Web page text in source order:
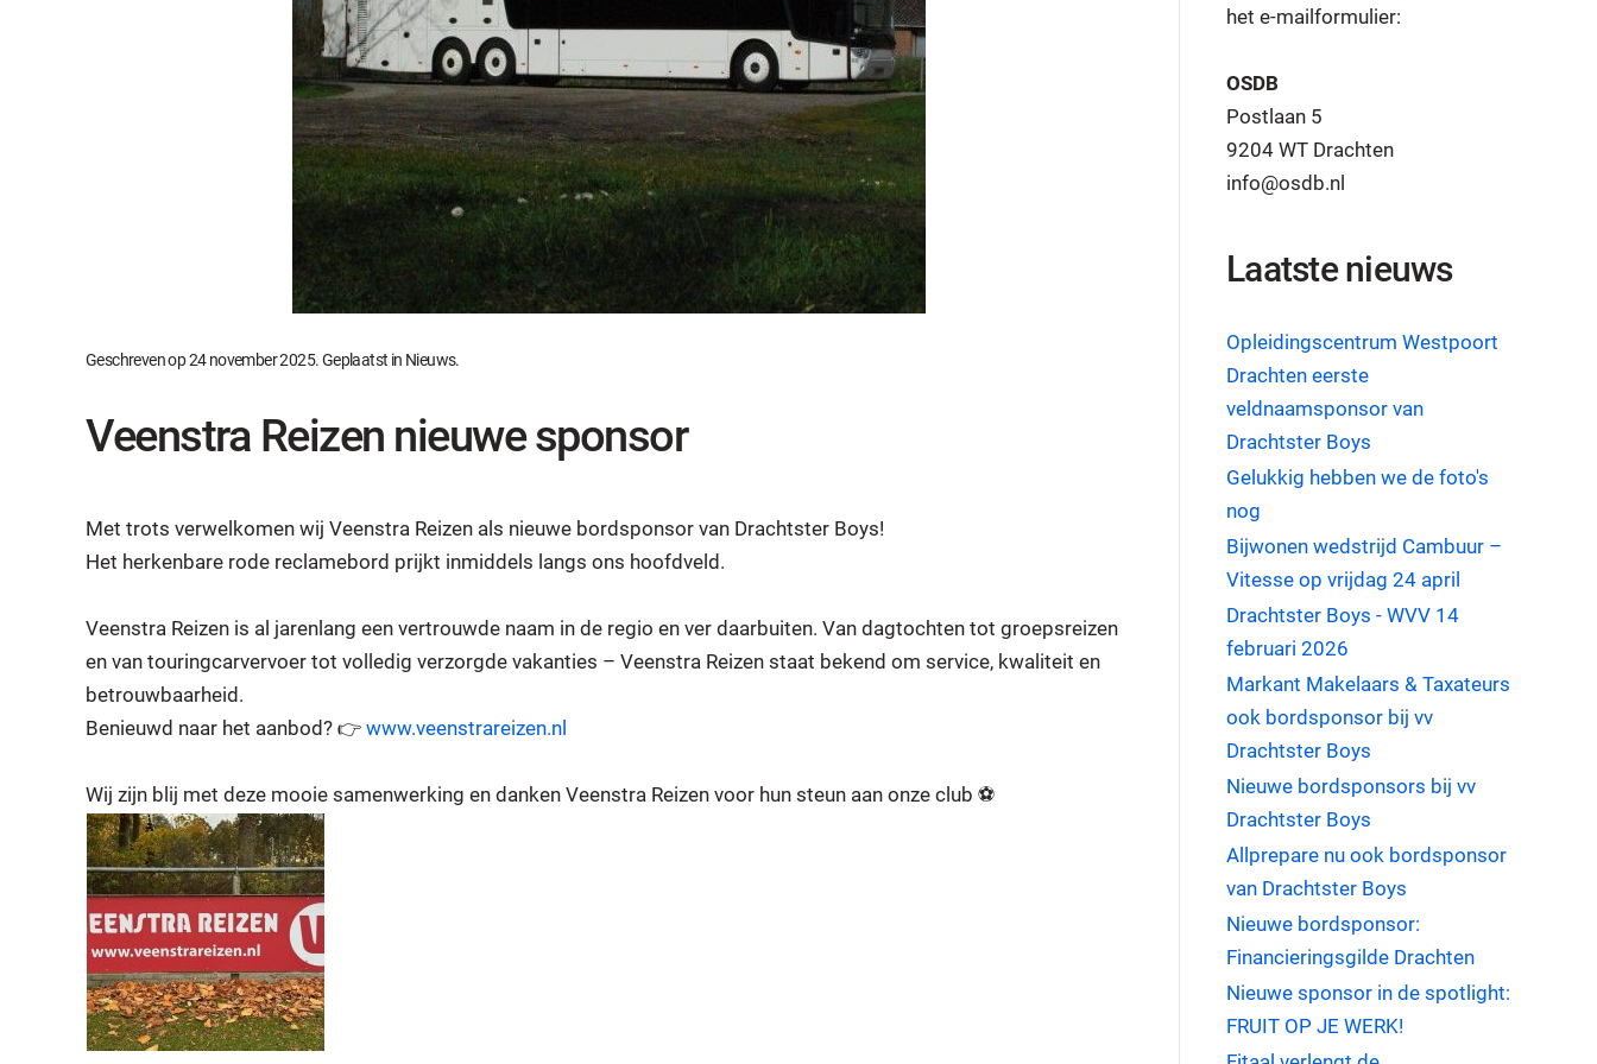
Geschreven op24 november 2025. Geplaatst in Nieuws.
Veenstra Reizen nieuwe sponsor
Met trots verwelkomen wij Veenstra Reizen als nieuwe bordsponsor van Drachtster Boys!
Het herkenbare rode reclamebord prijkt inmiddels langs ons hoofdveld.
Veenstra Reizen is al jarenlang een vertrouwde naam in de regio en ver daarbuiten. Van dagtochten tot groepsreizen
en van touringcarvervoer tot volledig verzorgde vakanties – Veenstra Reizen staat bekend om service, kwaliteit en
betrouwbaarheid.
Benieuwd naar het aanbod? 👉 www.veenstrareizen.nl
Wij zijn blij met deze mooie samenwerking en danken Veenstra Reizen voor hun steun aan onze club ⚽️
het e-mailformulier:
OSDB
Postlaan 5
9204 WT Drachten
info@osdb.nl
Laatste nieuws
Opleidingscentrum Westpoort
Drachten eerste
veldnaamsponsor van
Drachtster Boys
Gelukkig hebben we de foto's
nog
Bijwonen wedstrijd Cambuur –
Vitesse op vrijdag 24 april
Drachtster Boys - WVV 14
februari 2026
Markant Makelaars & Taxateurs
ook bordsponsor bij vv
Drachtster Boys
Nieuwe bordsponsors bij vv
Drachtster Boys
Allprepare nu ook bordsponsor
van Drachtster Boys
Nieuwe bordsponsor:
Financieringsgilde Drachten
Nieuwe sponsor in de spotlight:
FRUIT OP JE WERK!